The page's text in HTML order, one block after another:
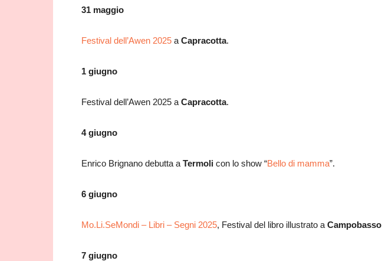
31 maggio
Festival dell’Awen 2025 a Capracotta.
1 giugno
Festival dell’Awen 2025 a Capracotta.
4 giugno
Enrico Brignano debutta a Termoli con lo show “Bello di mamma”.
6 giugno
Mo.Li.SeMondi – Libri – Segni 2025, Festival del libro illustrato a Campobasso
7 giugno